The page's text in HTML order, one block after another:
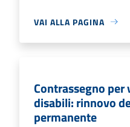
VAI ALLA PAGINA
Contrassegno per
disabili: rinnovo
permanente